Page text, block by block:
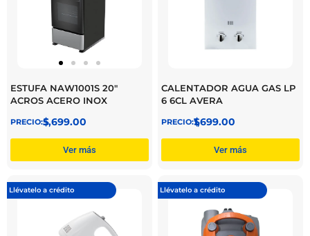
ESTUFA NAW1001S 20″
ACROS ACERO INOX
$
5,699.00
Ver más
CALENTADOR AGUA GAS LP
6 6CL AVERA
$
1,699.00
Ver más
Llévatelo a crédito Llévatelo a crédito